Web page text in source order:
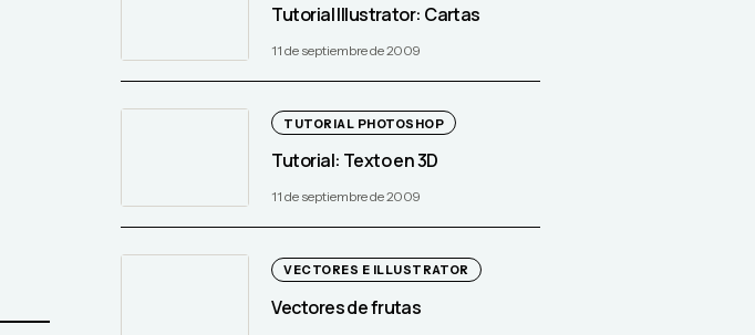
Tutorial Illustrator: Cartas
11 de septiembre de 2009
TUTORIAL PHOTOSHOP
Tutorial: Texto en 3D
11 de septiembre de 2009
VECTORES E ILLUSTRATOR
Vectores de frutas